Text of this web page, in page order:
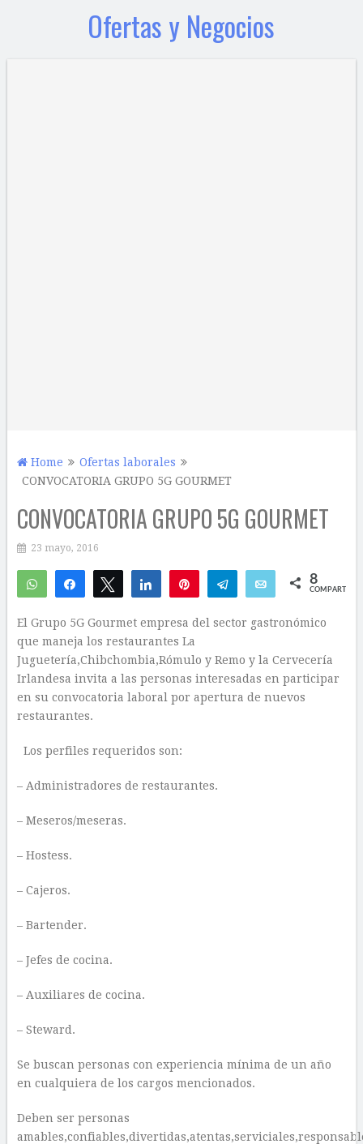
Ofertas y Negocios
Home
Ofertas laborales
CONVOCATORIA GRUPO 5G GOURMET
CONVOCATORIA GRUPO 5G GOURMET
23 mayo, 2016
WhatsAppCompartirTwittear Compartir Telegram Email 8
COMPARTIR
El Grupo 5G Gourmet empresa del sector gastronómico
que maneja los restaurantes La
Juguetería,Chibchombia,Rómulo y Remo y la Cervecería
Irlandesa invita a las personas interesadas en participar
en su convocatoria laboral por apertura de nuevos
restaurantes.
Los perfiles requeridos son:
– Administradores de restaurantes.
– Meseros/meseras.
– Hostess.
– Cajeros.
– Bartender.
– Jefes de cocina.
– Auxiliares de cocina.
– Steward.
Se buscan personas con experiencia mínima de un año
en cualquiera de los cargos mencionados.
Deben ser personas